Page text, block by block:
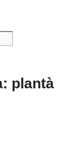
plantà